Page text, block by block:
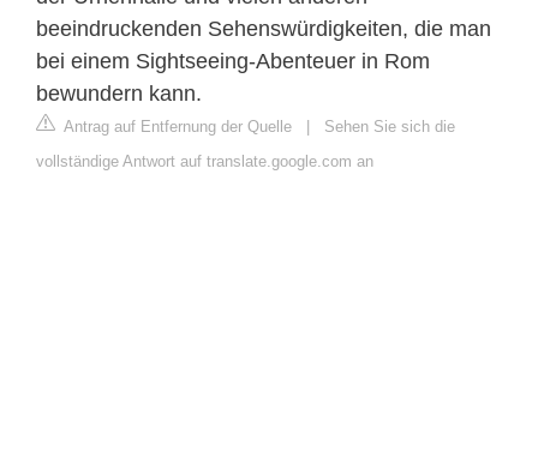
beeindruckenden Sehenswürdigkeiten, die man
bei einem Sightseeing-Abenteuer in Rom
bewundern kann.
Antrag auf Entfernung der Quelle | Sehen Sie sich die
vollständige Antwort auf translate.google.com an